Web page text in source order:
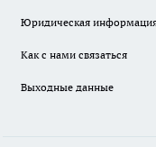
Юридическая
Как с нами связаться
Выходные данные